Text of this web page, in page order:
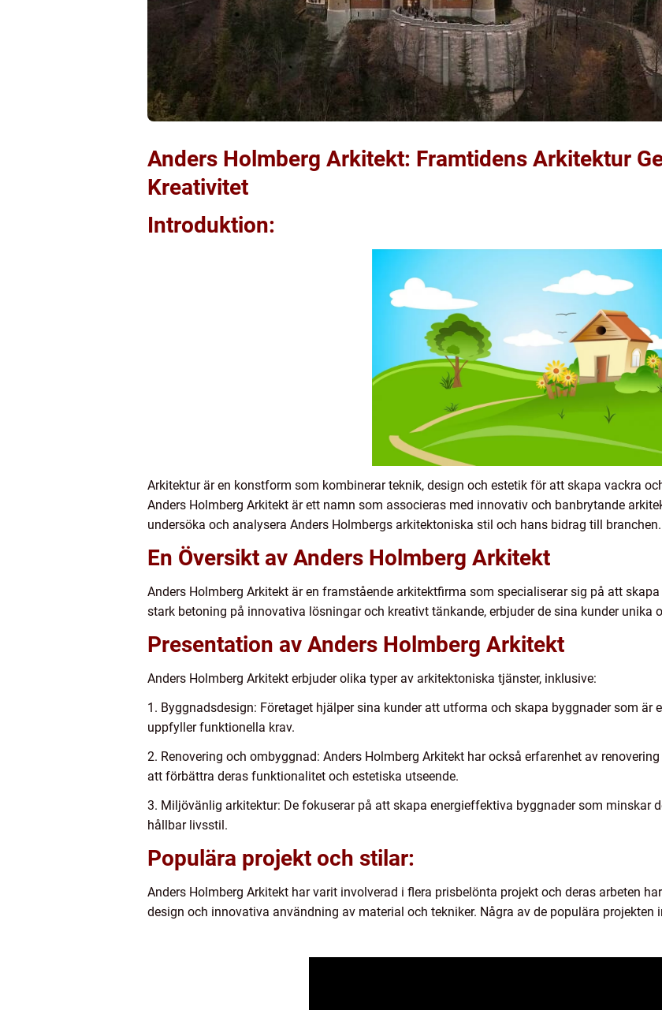
Anders Holmberg Arkitekt: Framtidens Arkitektur
Kreativitet
Introduktion:
Arkitektur är en konstform som kombinerar teknik, design och estetik för att skapa vackra
Anders Holmberg Arkitekt är ett namn som associeras med innovativ och banbrytande
undersöka och analysera Anders Holmbergs arkitektoniska stil och hans bidrag till branchen.
En Översikt av Anders Holmberg Arkitekt
Anders Holmberg Arkitekt är en framstående arkitektfirma som specialiserar sig på att
stark betoning på innovativa lösningar och kreativt tänkande, erbjuder de sina kunder unika
Presentation av Anders Holmberg Arkitekt
Anders Holmberg Arkitekt erbjuder olika typer av arkitektoniska tjänster, inklusive:
1. Byggnadsdesign: Företaget hjälper sina kunder att utforma och skapa byggnader som
uppfyller funktionella krav.
2. Renovering och ombyggnad: Anders Holmberg Arkitekt har också erfarenhet av
att förbättra deras funktionalitet och estetiska utseende.
3. Miljövänlig arkitektur: De fokuserar på att skapa energieffektiva byggnader som minskar
hållbar livsstil.
Populära projekt och stilar:
Anders Holmberg Arkitekt har varit involverad i flera prisbelönta projekt och deras arbeten
design och innovativa användning av material och tekniker. Några av de populära projekten